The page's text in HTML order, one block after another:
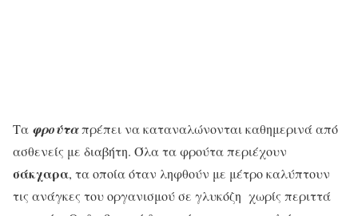
Τα φρούταπρέπει να καταναλώνονται καθημερινά από
ασθενείς με διαβήτη. Όλα τα φρούτα περιέχουν
σάκχαρα, τα οποία όταν ληφθούν με μέτρο καλύπτουν
τις ανάγκες του οργανισμού σε γλυκόζη χωρίς περιττά